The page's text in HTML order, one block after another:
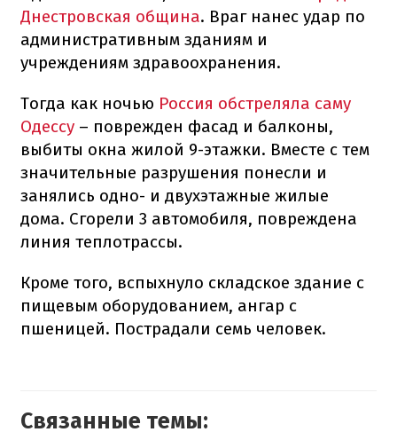
Днестровская община. Враг нанес удар по
административным зданиям и
учреждениям здравоохранения.
Тогда как ночью Россия обстреляла саму
Одессу – поврежден фасад и балконы,
выбиты окна жилой 9-этажки. Вместе с тем
значительные разрушения понесли и
занялись одно- и двухэтажные жилые
дома. Сгорели 3 автомобиля, повреждена
линия теплотрассы.
Кроме того, вспыхнуло складское здание с
пищевым оборудованием, ангар с
пшеницей. Пострадали семь человек.
Связанные темы: